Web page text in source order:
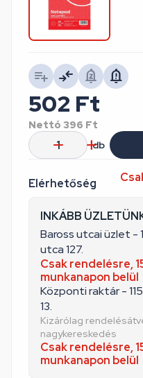
Elérhetőség
INKÁBB
Baross utcai üzlet -
utca 127.
Csak rendelésre,
munkanapon belül
Központi raktár -
13.
Kizárólag
nagykereskedés
Csak rendelésre,
munkanapon belül
502 Ft
Nettó 396 Ft
db